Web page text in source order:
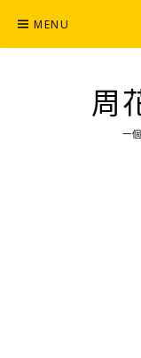
content
MENU
周
一